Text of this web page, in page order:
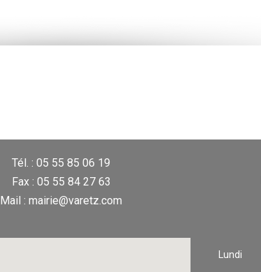
Tél. : 05 55 85 06 19
Fax : 05 55 84 27 63
Mail : mairie@varetz.com
Lundi